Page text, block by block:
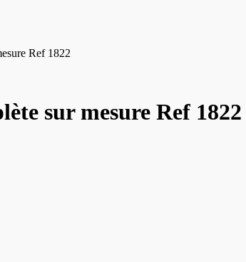
Ref 1822
sur mesure Ref 1822